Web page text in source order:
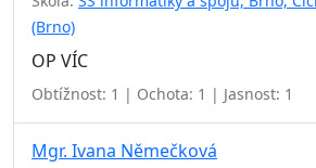
(Brno)
OP VÍC
Obtížnost: 1 | Ochota: 1 | Jasnost: 1
Mgr. Ivana Němečková